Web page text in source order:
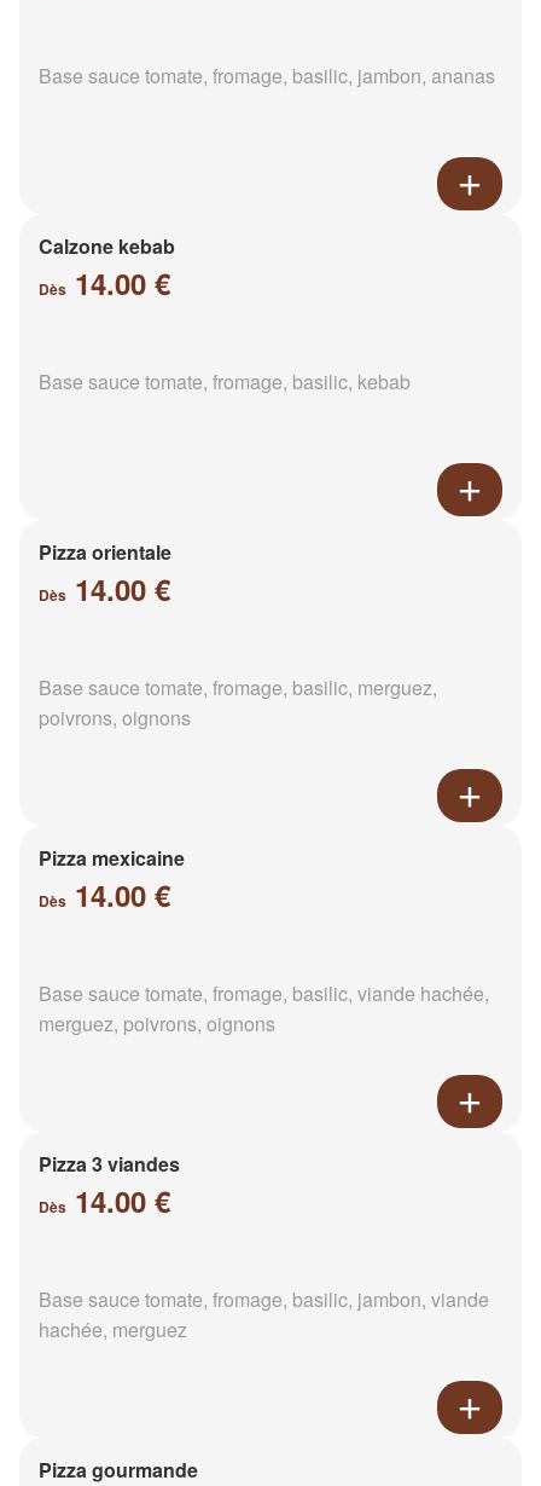
Base sauce tomate, fromage, basilic, jambon, ananas
Calzone kebab
Dès 14.00 €
Base sauce tomate, fromage, basilic, kebab
Pizza orientale
Dès 14.00 €
Base sauce tomate, fromage, basilic, merguez,
poivrons, oignons
Pizza mexicaine
Dès 14.00 €
Base sauce tomate, fromage, basilic, viande hachée,
merguez, poivrons, oignons
Pizza 3 viandes
Dès 14.00 €
Base sauce tomate, fromage, basilic, jambon, viande
hachée, merguez
Pizza gourmande